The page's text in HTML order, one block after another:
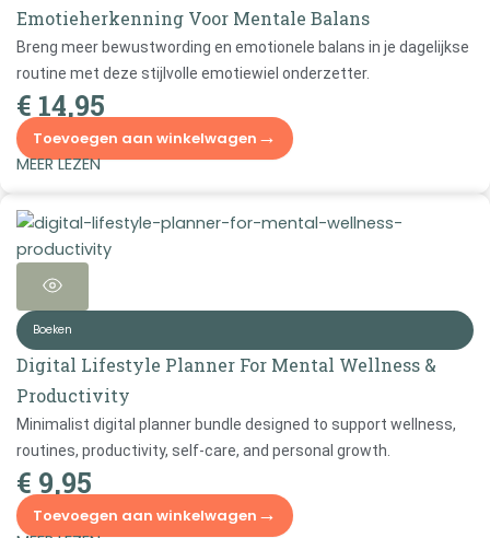
Emotieherkenning Voor Mentale Balans
Breng meer bewustwording en emotionele balans in je dagelijkse
routine met deze stijlvolle emotiewiel onderzetter.
€ 14,95
Toevoegen aan winkelwagen →
MEER LEZEN
Boeken
Digital Lifestyle Planner For Mental Wellness &
Productivity
Minimalist digital planner bundle designed to support wellness,
routines, productivity, self-care, and personal growth.
€ 9,95
Toevoegen aan winkelwagen →